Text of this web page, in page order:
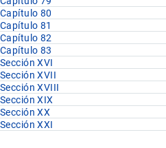
Capítulo 80
Capítulo 81
Capítulo 82
Capítulo 83
Sección XVI
Sección XVII
Sección XVIII
Sección XIX
Sección XX
Sección XXI